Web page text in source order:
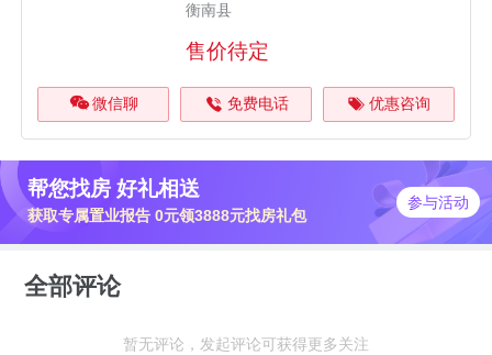
衡南县
售价待定
微信聊 免费电话 优惠咨询
帮您找房 好礼相送
获取专属置业报告 0元领3888元找房礼包
参与活动
全部评论
暂无评论，发起评论可获得更多关注